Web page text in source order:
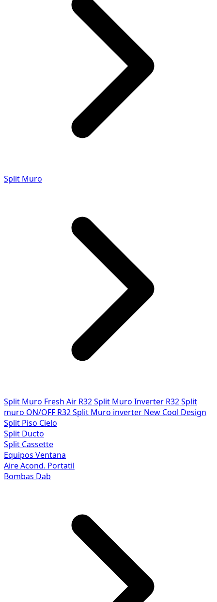
Split Muro
Split Muro Fresh Air R32Split Muro Inverter R32Split
muro ON/OFF R32Split Muro inverter New Cool Design
Split Piso Cielo
Split Ducto
Split Cassette
Equipos Ventana
Aire Acond. Portatil
Bombas Dab